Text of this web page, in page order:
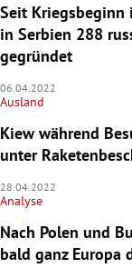
Seit Kriegsbeginn
in Serbien 288
gegründet
06.04.2022
Ausland
Kiew während
unter
28.04.2022
Analyse
Nach Polen und
bald ganz Europa